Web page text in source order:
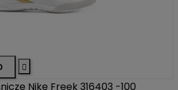

Nike Freek 316403 -100